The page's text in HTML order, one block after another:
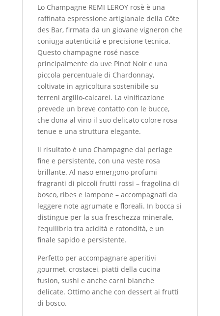
Lo Champagne REMI LEROY rosè è una
raffinata espressione artigianale della Côte
des Bar, firmata da un giovane vigneron che
coniuga autenticità e precisione tecnica.
Questo champagne rosé nasce
principalmente da uve Pinot Noir e una
piccola percentuale di Chardonnay,
coltivate in agricoltura sostenibile su
terreni argillo-calcarei. La vinificazione
prevede un breve contatto con le bucce,
che dona al vino il suo delicato colore rosa
tenue e una struttura elegante.
Il risultato è uno Champagne dal perlage
fine e persistente, con una veste rosa
brillante. Al naso emergono profumi
fragranti di piccoli frutti rossi – fragolina di
bosco, ribes e lampone – accompagnati da
leggere note agrumate e floreali. In bocca si
distingue per la sua freschezza minerale,
l’equilibrio tra acidità e rotondità, e un
finale sapido e persistente.
Perfetto per accompagnare aperitivi
gourmet, crostacei, piatti della cucina
fusion, sushi e anche carni bianche
delicate. Ottimo anche con dessert ai frutti
di bosco.